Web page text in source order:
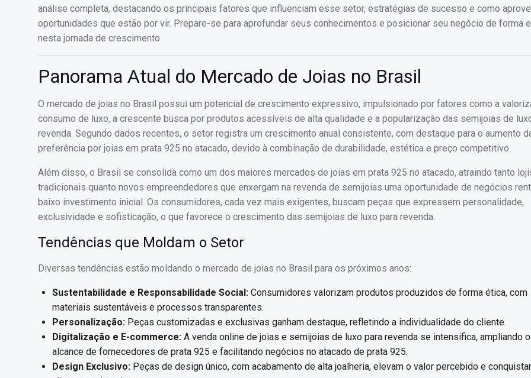
análise completa, destacando os principais fatores que influenciam esse setor, estratégias de sucesso e como
oportunidades que estão por vir. Prepare-se para aprofundar seus conhecimentos e posicionar seu negócio de forma
nesta jornada de crescimento.
Panorama Atual do Mercado de Joias no Brasil
O mercado de joias no Brasil possui um potencial de crescimento expressivo, impulsionado por fatores como a
consumo de luxo, a crescente busca por produtos acessíveis de alta qualidade e a popularização das semijoias de
revenda. Segundo dados recentes, o setor registra um crescimento anual consistente, com destaque para o aumento
preferência por joias em prata 925 no atacado, devido à combinação de durabilidade, estética e preço competitivo.
Além disso, o Brasil se consolida como um dos maiores mercados de joias em prata 925 no atacado, atraindo tanto
tradicionais quanto novos empreendedores que enxergam na revenda de semijoias uma oportunidade de negócios
baixo investimento inicial. Os consumidores, cada vez mais exigentes, buscam peças que expressem personalidade,
exclusividade e sofisticação, o que favorece o crescimento das semijoias de luxo para revenda.
Tendências que Moldam o Setor
Diversas tendências estão moldando o mercado de joias no Brasil para os próximos anos:
Sustentabilidade e Responsabilidade Social: Consumidores valorizam produtos produzidos de forma ética, com
materiais sustentáveis e processos transparentes.
Personalização: Peças customizadas e exclusivas ganham destaque, refletindo a individualidade do cliente.
Digitalização e E-commerce: A venda online de joias e semijoias de luxo para revenda se intensifica, ampliando o
alcance de fornecedores de prata 925 e facilitando negócios no atacado de prata 925.
Design Exclusivo: Peças de design único, com acabamento de alta joalheria, elevam o valor percebido e